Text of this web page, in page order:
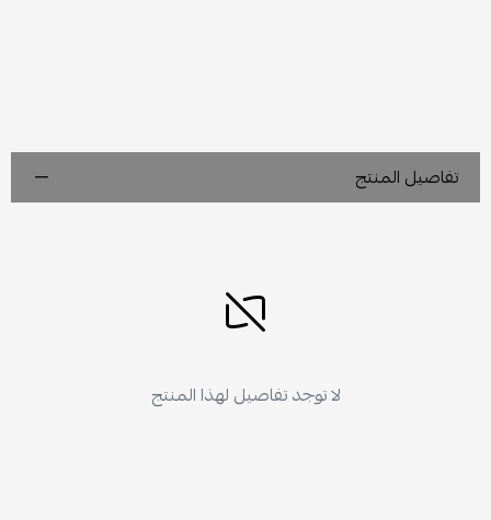
تفاصيل المنتج
لا توجد تفاصيل لهذا المنتج